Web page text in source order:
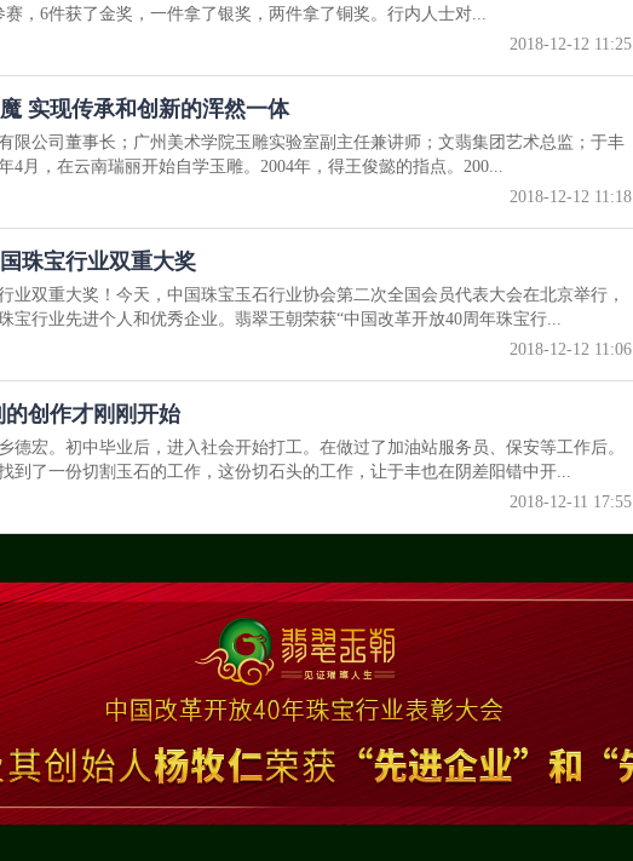
，6件获了金奖，一件拿了银奖，两件拿了铜奖。行内人士对...
2018-12-12 11:25
实现传承和创新的浑然一体
限公司董事长；广州美术学院玉雕实验室副主任兼讲师；文翡集团艺术总监；于丰
4月，在云南瑞丽开始自学玉雕。2004年，得王俊懿的指点。200...
2018-12-12 11:18
珠宝行业双重大奖
业双重大奖！今天，中国珠宝玉石行业协会第二次全国会员代表大会在北京举行，
宝行业先进个人和优秀企业。翡翠王朝荣获“中国改革开放40周年珠宝行...
2018-12-12 11:06
创作才刚刚开始
德宏。初中毕业后，进入社会开始打工。在做过了加油站服务员、保安等工作后。
到了一份切割玉石的工作，这份切石头的工作，让于丰也在阴差阳错中开...
2018-12-11 17:55